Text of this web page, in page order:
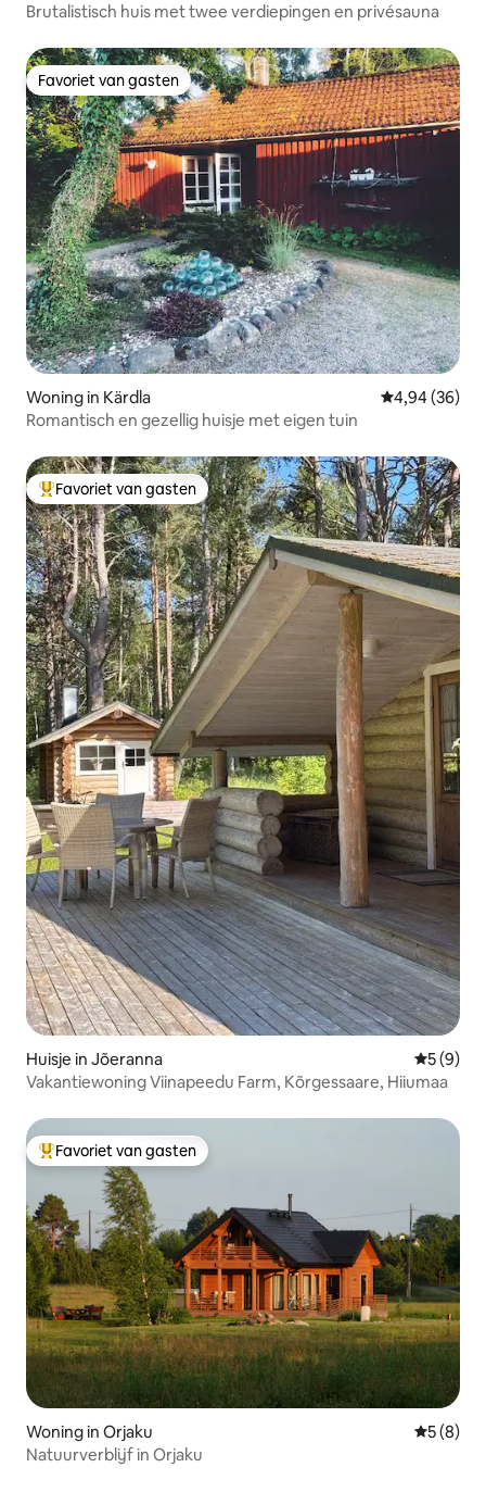
Brutalistisch huis met twee verdiepingen en privésauna
Favoriet van gasten
Favoriet van gasten
Woning in Kärdla Gemiddelde
4,94 (36)
Romantisch en gezellig huisje met eigen tuin
Topfavoriet van gasten
Favoriet van gasten
Huisje in Jõeranna
5 (9)
Vakantiewoning Viinapeedu Farm, Kõrgessaare, Hiiumaa
Topfavoriet van gasten
Favoriet van gasten
Woning in Orjaku
5 (8)
Natuurverblijf in Orjaku